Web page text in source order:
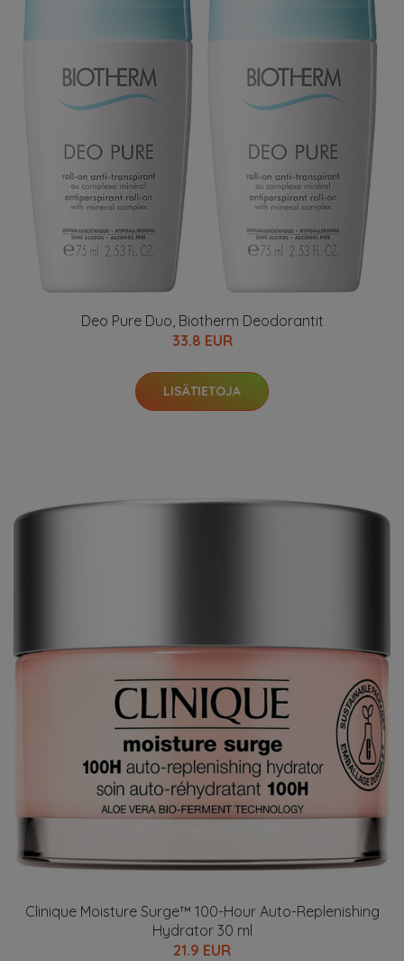
Deo Pure Duo, Biotherm Deodorantit
33.8 EUR
LISÄTIETOJA
Clinique Moisture Surge™ 100-Hour Auto-Replenishing
Hydrator 30 ml
21.9 EUR